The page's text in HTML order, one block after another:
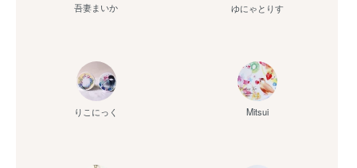
吾妻まいか ゆにゃとりす
りこにっく Mitsui